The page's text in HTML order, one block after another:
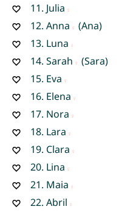
11. Julia
12. Anna
(Ana)
13. Luna
14. Sarah
(Sara)
15. Eva
16. Elena
17. Nora
18. Lara
19. Clara
20. Lina
21. Maia
22. Abril